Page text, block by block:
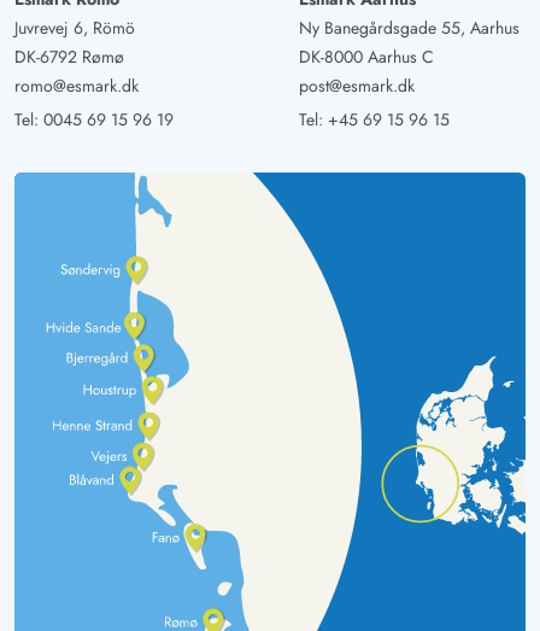
Juvrevej 6, Römö
DK-6792 Rømø
romo@esmark.dk
Tel: 0045 69 15 96 19
Ny Banegårdsgade 55, Aarhus
DK-8000 Aarhus C
post@esmark.dk
Tel: +45 69 15 96 15